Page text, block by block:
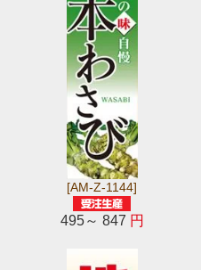
[AM-Z-1144]
495～ 847 円